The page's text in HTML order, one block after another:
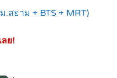
สยาม + BTS + MRT)
ย!